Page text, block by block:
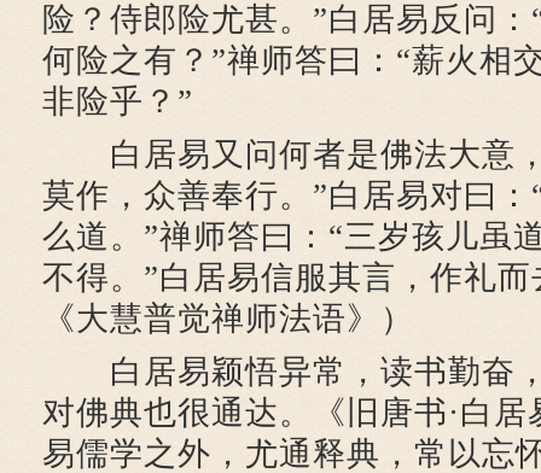
险？侍郎险尤甚。”白居易反问
何险之有？”禅师答曰：“薪火相
非险乎？”
白居易又问何者是佛法大意
莫作，众善奉行。”白居易对曰
么道。”禅师答曰：“三岁孩儿虽
不得。”白居易信服其言，作礼
《大慧普觉禅师法语》）
白居易颖悟异常，读书勤奋
对佛典也很通达。《旧唐书·白居
易儒学之外，尤通释典，常以忘